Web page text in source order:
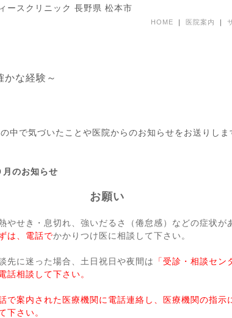
スクリニック 長野県 松本市
HOME ｜ 医院案内 ｜
かな経験～
中で気づいたことや医院からのお知らせをお送りしま
月のお知らせ
お願い
やせき・息切れ、強いだるさ（倦怠感）などの症状が
は、電話でかかりつけ医に相談して下さい。
先に迷った場合、土日祝日や夜間は 「受診・相談セン
話相談して下さい。
で案内された医療機関に電話連絡し、医療機関の指示
下さい。